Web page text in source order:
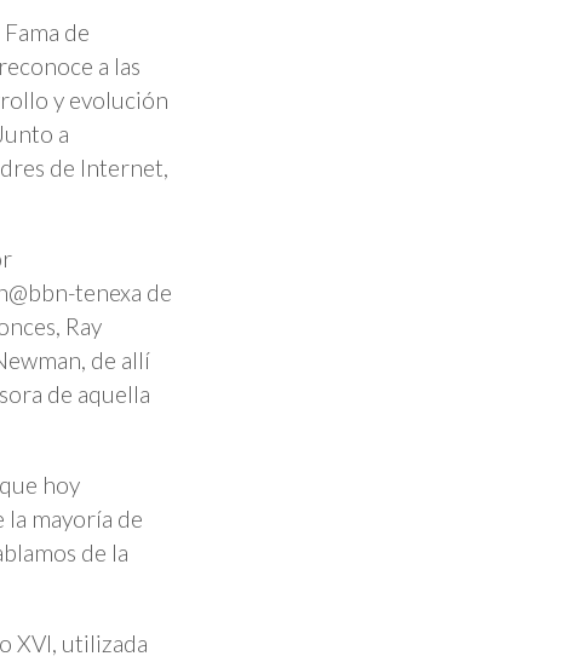
de
a las
y evolución
a
de Internet,
tenexa de
Ray
de allí
de aquella
hoy
la mayoría de
de la
XVI, utilizada